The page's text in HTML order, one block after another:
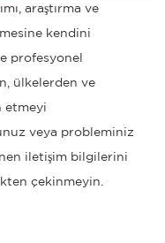
araştırma ve
kendini
profesyonel
ülkelerden ve
etmeyi
veya probleminiz
iletişim bilgilerini
çekinmeyin.